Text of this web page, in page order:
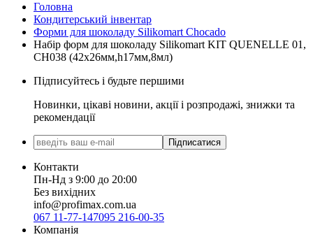
Головна
Кондитерський інвентар
Форми для шоколаду Silikomart Chocado
Набір форм для шоколаду Silikomart KIT QUENELLE 01,
CH038 (42x26мм,h17мм,8мл)
Підписуйтесь і будьте першими
Новинки, цікаві новини, акції і розпродажі, знижки та
рекомендації
Підписатися
Контакти
Пн-Нд з 9:00 до 20:00
Без вихідних
info@profimax.com.ua
067 11-77-147095 216-00-35
Компанія